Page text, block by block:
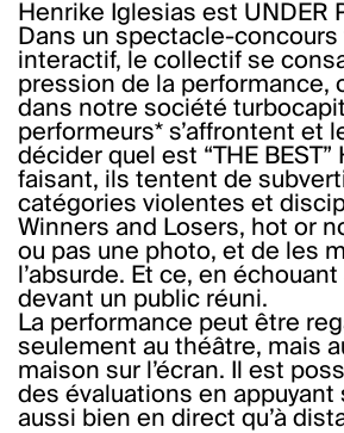
Henrike Iglesias est UNDER
Dans un spectacle-concours
interactif, le collectif se
pression de la performance,
dans notre société
performeurs* s’affrontent et
décider quel est “THE BEST”
faisant, ils tentent de
catégories violentes et
Winners and Losers, hot or
ou pas une photo, et de les
l’absurde. Et ce, en
devant un public réuni.
La performance peut être
seulement au théâtre, mais
maison sur l’écran. Il est
des évaluations en appuyant
aussi bien en direct qu’à